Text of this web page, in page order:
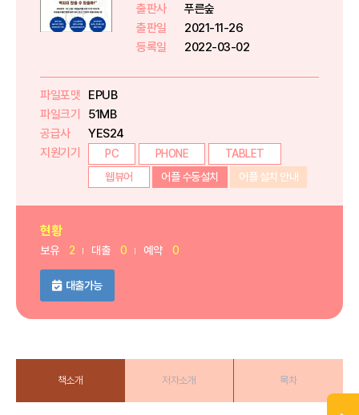
출판사
푸른숲
출판일
2021-11-26
등록일
2022-03-02
파일포맷
EPUB
파일크기
51MB
공급사
YES24
지원기기
PC PHONE
TABLET
웹뷰어
어플 수동설치 어플 설치 안내
현황
보유 2 대출 0 예약 0
대출가능
책소개 저자소개 목차